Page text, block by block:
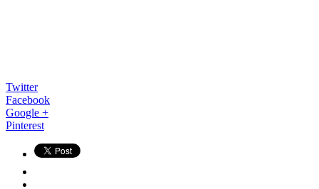
Twitter
Facebook
Google +
Pinterest